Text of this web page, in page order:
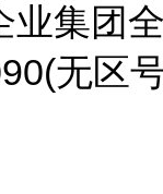
业集团
无区